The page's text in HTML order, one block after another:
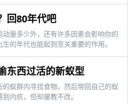
回80年代吧
动量多少外，还有许多因素会影响你的
的年代也能起到至关重要的作用。
东西过活的新蚁型
的蚁群内寻找食物，然后带回自己的蚁
内疚，但却屡教不改。